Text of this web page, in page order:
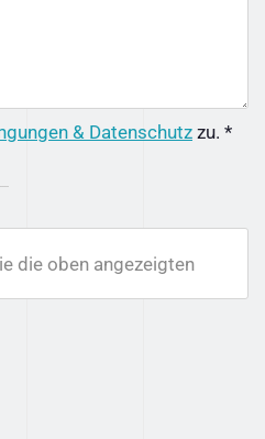
& Datenschutzzu. *
die oben angezeigten